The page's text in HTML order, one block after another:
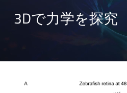
3Dで力学を探究